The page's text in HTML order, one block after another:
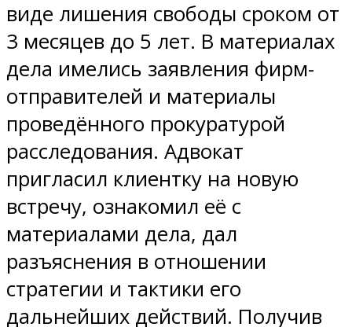
виде лишения свободы сроком от
3 месяцев до 5 лет. В материалах
дела имелись заявления фирм-
отправителей и материалы
проведённого прокуратурой
расследования. Адвокат
пригласил клиентку на новую
встречу, ознакомил её с
материалами дела, дал
разъяснения в отношении
стратегии и тактики его
дальнейших действий. Получив